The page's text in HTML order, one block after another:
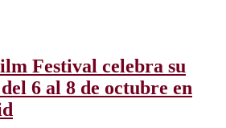
Festival celebra su
6 al 8 de octubre en